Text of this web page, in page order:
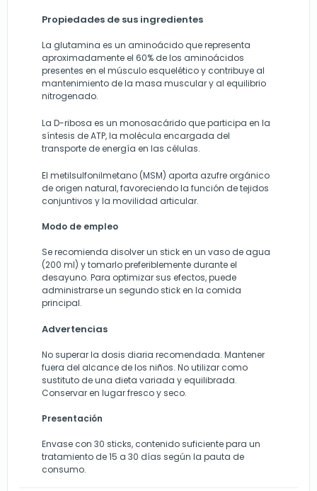
Propiedades de sus ingredientes
La glutamina es un aminoácido que representa
aproximadamente el 60% de los aminoácidos
presentes en el músculo esquelético y contribuye al
mantenimiento de la masa muscular y al equilibrio
nitrogenado.
La D-ribosa es un monosacárido que participa en la
síntesis de ATP, la molécula encargada del
transporte de energía en las células.
El metilsulfonilmetano (MSM) aporta azufre orgánico
de origen natural, favoreciendo la función de tejidos
conjuntivos y la movilidad articular.
Modo de empleo
Se recomienda disolver un stick en un vaso de agua
(200 ml) y tomarlo preferiblemente durante el
desayuno. Para optimizar sus efectos, puede
administrarse un segundo stick en la comida
principal.
Advertencias
No superar la dosis diaria recomendada. Mantener
fuera del alcance de los niños. No utilizar como
sustituto de una dieta variada y equilibrada.
Conservar en lugar fresco y seco.
Presentación
Envase con 30 sticks, contenido suficiente para un
tratamiento de 15 a 30 días según la pauta de
consumo.